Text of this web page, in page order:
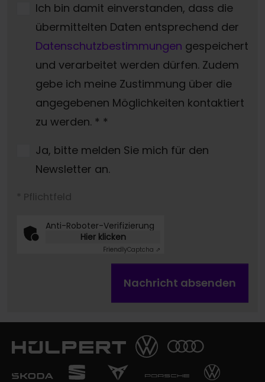
Ich bin damit einverstanden, dass die
übermittelten Daten entsprechend der
Datenschutzbestimmungen gespeichert
und verarbeitet werden dürfen. Zudem
gebe ich meine Zustimmung über die
angegebenen Möglichkeiten kontaktiert
zu werden. * *
Ja, bitte melden Sie mich für den
Newsletter an.
* Pflichtfeld
Anti-Roboter-Verifizierung
Hier klicken
FriendlyCaptcha ⇗
Nachricht absenden